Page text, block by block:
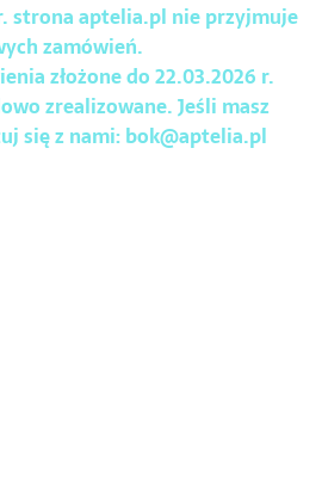
strona aptelia.pl nie przyjmuje
zamówień.
złożone do 22.03.2026 r.
zrealizowane. Jeśli masz
się z nami:bok@aptelia.pl